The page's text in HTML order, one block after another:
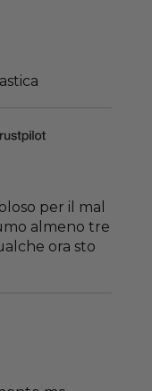
per il mal
almeno tre
ora sto